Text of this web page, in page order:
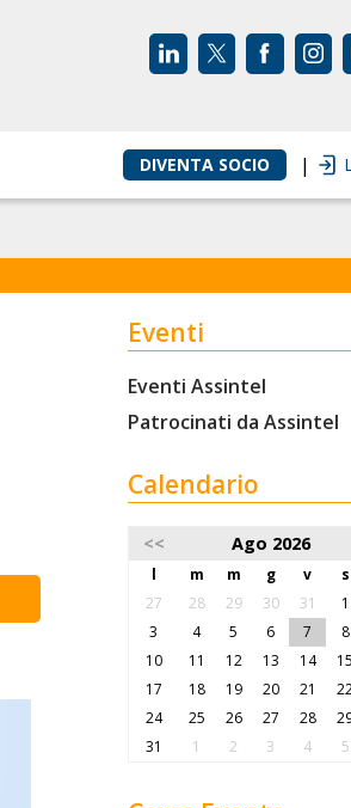
DIVENTA SOCIO |
Eventi
Eventi Assintel
Patrocinati da Assintel
Calendario
<< Ago 2026
l m m g v s
27
28 29 30 31 1
3
4 5 6 7 8
10
11 12 13 14 15
17
18 19 20 21
24
25 26 27 28
31
1 2 3 4 5